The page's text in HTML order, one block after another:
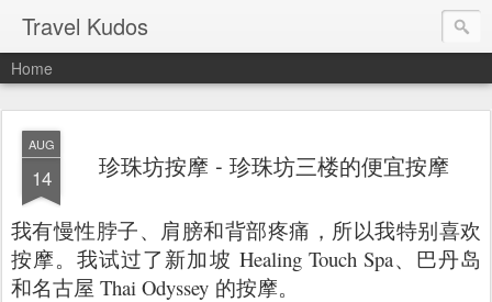
Travel Kudos
Home
AUG
14 珍珠坊按摩 - 珍珠坊三楼的便宜按摩
我有慢性脖子、肩膀和背部疼痛，所以我特别喜欢
按摩。我试过了新加坡 Healing Touch Spa、巴丹岛
和名古屋 Thai Odyssey 的按摩。